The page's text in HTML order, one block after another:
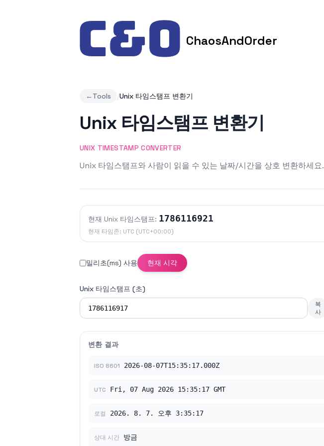
ChaosAndOrder
← Tools /Unix 타임스탬프 변환기
Unix 타임스탬프 변환기
UNIX TIMESTAMP CONVERTER
Unix 타임스탬프와 사람이 읽을 수 있는 날짜/시간을 상호 변환하세요.
현재 Unix 타임스탬프: 1786116921
현재 타임존: UTC (UTC+00:00)
밀리초(ms) 사용 현재 시각
Unix 타임스탬프 (초)
복
사
변환 결과
ISO 8601 2026-08-07T15:35:17.000Z
UTC Fri, 07 Aug 2026 15:35:17 GMT
로컬 2026. 8. 7. 오후 3:35:17
상대 시간 방금